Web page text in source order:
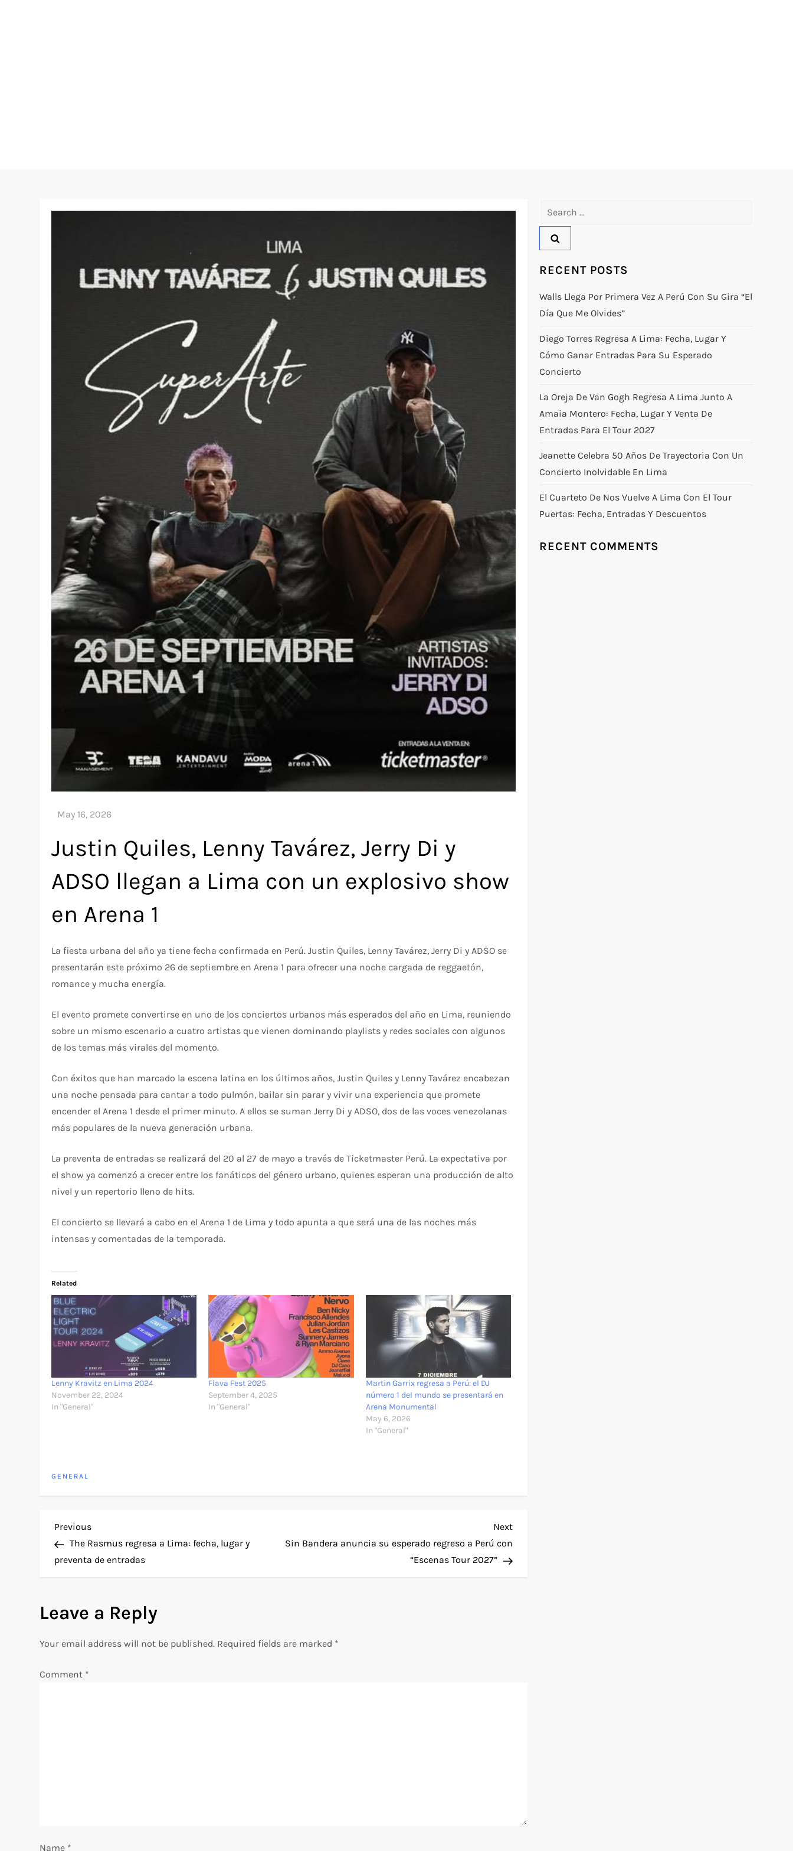
Justin Quiles, Lenny Tavárez, Jerry Di y
ADSO llegan a Lima con un explosivo show
en Arena 1
La fiesta urbana del año ya tiene fecha confirmada en Perú. Justin Quiles, Lenny Tavárez, Jerry Di y ADSO se
presentarán este próximo 26 de septiembre en Arena 1 para ofrecer una noche cargada de reggaetón,
romance y mucha energía.
El evento promete convertirse en uno de los conciertos urbanos más esperados del año en Lima, reuniendo
sobre un mismo escenario a cuatro artistas que vienen dominando playlists y redes sociales con algunos
de los temas más virales del momento.
Con éxitos que han marcado la escena latina en los últimos años, Justin Quiles y Lenny Tavárez encabezan
una noche pensada para cantar a todo pulmón, bailar sin parar y vivir una experiencia que promete
encender el Arena 1 desde el primer minuto. A ellos se suman Jerry Di y ADSO, dos de las voces venezolanas
más populares de la nueva generación urbana.
La preventa de entradas se realizará del 20 al 27 de mayo a través de Ticketmaster Perú. La expectativa por
el show ya comenzó a crecer entre los fanáticos del género urbano, quienes esperan una producción de alto
nivel y un repertorio lleno de hits.
El concierto se llevará a cabo en el Arena 1 de Lima y todo apunta a que será una de las noches más
intensas y comentadas de la temporada.
Related
Lenny Kravitz en Lima 2024
November 22, 2024
In "General"
Flava Fest 2025
September 4, 2025
In "General"
Martin Garrix regresa a Perú: el DJ
número 1 del mundo se presentará en
Arena Monumental
May 6, 2026
In "General"
GENERAL
P
o
t
n
a
Previous
Post
Previous
The Rasmus regresa a Lima: fecha, lugar y
preventa de entradas
Next
Post
Next
Sin Bandera anuncia su esperado regreso a Perú con
“Escenas Tour 2027”
Leave a Reply
Your email address will not be published. Required fields are marked *
Comment *
Name *
RECENT POSTS
Walls Llega Por Primera Vez A Perú Con Su Gira “El
Día Que Me Olvides”
Diego Torres Regresa A Lima: Fecha, Lugar Y
Cómo Ganar Entradas Para Su Esperado
Concierto
La Oreja De Van Gogh Regresa A Lima Junto A
Amaia Montero: Fecha, Lugar Y Venta De
Entradas Para El Tour 2027
Jeanette Celebra 50 Años De Trayectoria Con Un
Concierto Inolvidable En Lima
El Cuarteto De Nos Vuelve A Lima Con El Tour
Puertas: Fecha, Entradas Y Descuentos
RECENT COMMENTS